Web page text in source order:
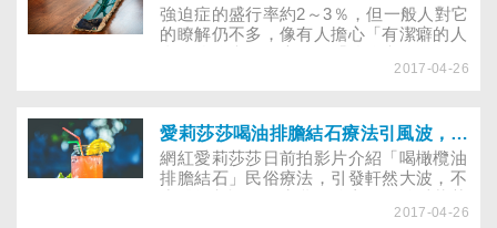
強迫症的盛行率約2～3％，但一般人對它
的瞭解仍不多，像有人擔心「有潔癖的人
就想自行停藥」……如何判別各說法的真
2017-04-26
愛莉莎莎喝油排膽結石療法引風波，喝蘋果汁、吃生薑真的有效嗎？
網紅愛莉莎莎日前拍影片介紹「喝橄欖油
排膽結石」民俗療法，引發軒然大波，不
莎也將影片下架並拍片道歉。膽結石可藉
2017-04-26